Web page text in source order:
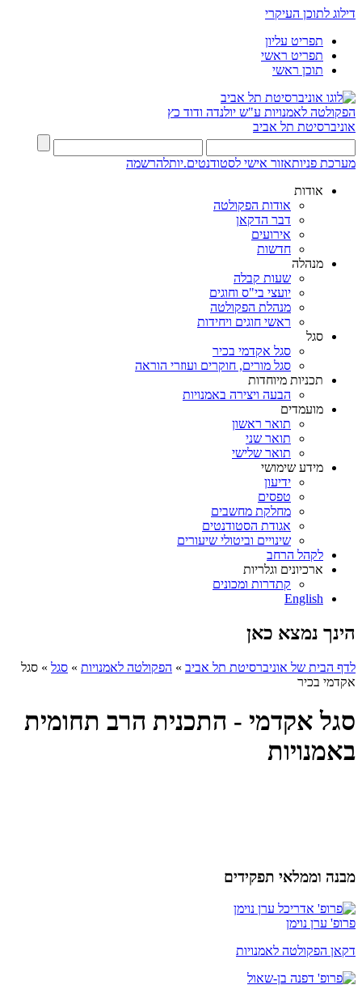
דילוג לתוכן העיקרי
תפריט עליון
תפריט ראשי
תוכן ראשי
הפקולטה לאמנויות ע"ש יולנדה ודוד כץ
אוניברסיטת תל אביב
מערכת פניותאזור אישי לסטודנטים.יותלהרשמה
אודות
אודות הפקולטה
דבר הדקאן
אירועים
חדשות
מנהלה
שעות קבלה
יועצי בי"ס וחוגים
מנהלת הפקולטה
ראשי חוגים ויחידות
סגל
סגל אקדמי בכיר
סגל מורים, חוקרים ועוזרי הוראה
תכניות מיוחדות
הבעה ויצירה באמנויות
מועמדים
תואר ראשון
תואר שני
תואר שלישי
מידע שימושי
ידיעון
טפסים
מחלקת מחשבים
אגודת הסטודנטים
שינויים וביטולי שיעורים
לקהל הרחב
ארכיונים וגלריות
קתדרות ומכונים
English
הינך נמצא כאן
לדף הבית של אוניברסיטת תל אביב » הפקולטה לאמנויות » סגל » סגל
אקדמי בכיר
סגל אקדמי - התכנית הרב תחומית
באמנויות
מבנה וממלאי תפקידים
פרופ' ערן נוימן
דקאן הפקולטה לאמנויות